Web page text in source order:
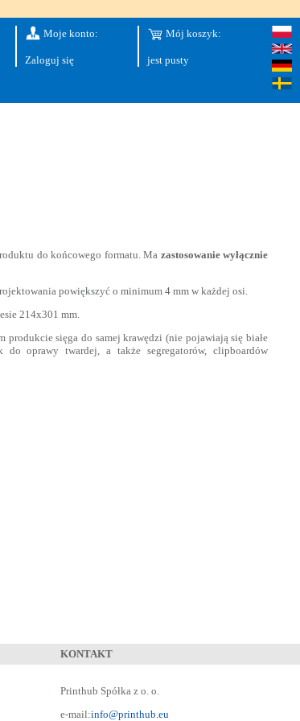
Moje konto:
Zaloguj się
Mój koszyk:
jest pusty
do końcowego formatu. Ma zastosowanie wyłącznie
powiększyć o minimum 4 mm w każdej osi.
214x301 mm.
sięga do samej krawędzi (nie pojawiają się białe
do oprawy twardej, a także segregatorów, clipboardów
KONTAKT
Printhub Spółka z o. o.
e-mail:info@printhub.eu